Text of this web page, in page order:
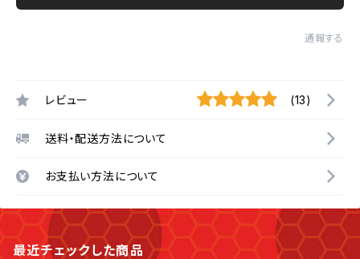
通報する
レビュー (13)
送料・配送方法について
お支払い方法について
最近チェックした商品